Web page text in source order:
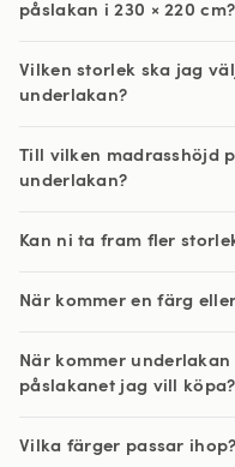
påslakan i 230 × 220 cm?
Vilken storlek ska jag
underlakan?
Till vilken madrasshöjd
underlakan?
Kan ni ta fram fler
När kommer en färg
När kommer
påslakanet jag vill köpa?
Vilka färger passar ihop?